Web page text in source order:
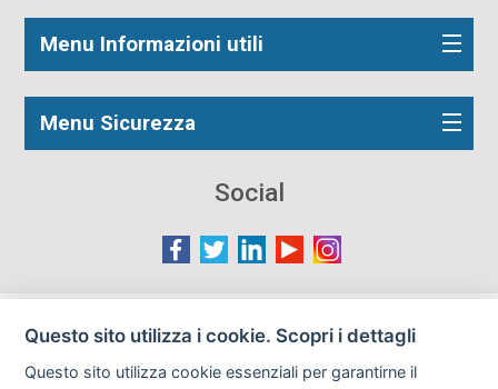
Menu Informazioni utili
Menu Sicurezza
Social
Le immagini presenti nel sito sono in parte reperite da
gli autori o i soggetti ritratti fossero contrari al loro utilizzo
Questo sito utilizza i cookie. Scopri i dettagli
Questo sito utilizza cookie essenziali per garantirne il